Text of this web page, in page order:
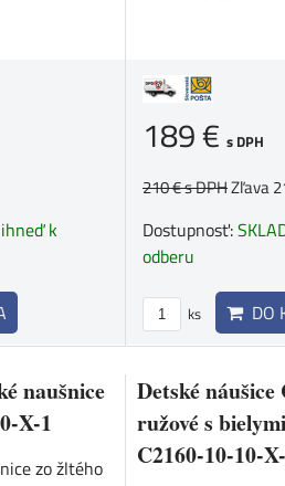
k
189 € s DPH
210 €s DPHZľava
Dostupnosť:
odberu
ks DO
naušnice
X-1
zo žltého
Detské
ružové s
C2160-10-10-